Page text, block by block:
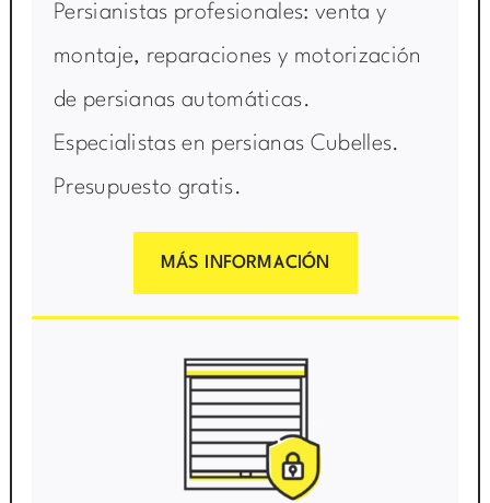
Persianistas profesionales: venta y
montaje, reparaciones y motorización
de persianas automáticas.
Especialistas en persianas Cubelles.
Presupuesto gratis.
MÁS INFORMACIÓN